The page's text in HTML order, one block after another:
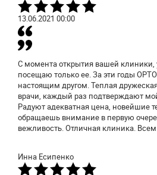
13.06.2021 00:00
С момента открытия вашей клиники,
посещаю только ее. За эти годы
настоящим другом. Теплая
врачи, каждый раз подтверждают
Радуют адекватная цена, новейшие
обращаешь внимание в первую
вежливость. Отличная клиника.
Инна Есипенко